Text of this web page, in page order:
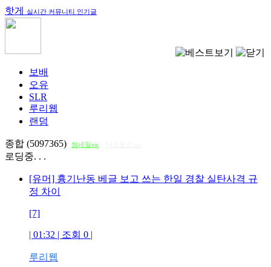
핫게 실시간 커뮤니티 인기글
보배
오유
SLR
루리웹
랜덤
종합 (5097365) 썸네일on
로딩중. . .
[유머] 흉기난동 베글 보고 쓰는 한일 경찰 실탄사격 규
정 차이
[7]
| 01:32 | 조회 0 |
루리웹